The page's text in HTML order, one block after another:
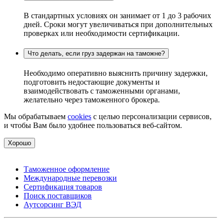
В стандартных условиях он занимает от 1 до 3 рабочих
дней. Сроки могут увеличиваться при дополнительных
проверках или необходимости сертификации.
Что делать, если груз задержан на таможне?
Необходимо оперативно выяснить причину задержки,
подготовить недостающие документы и
взаимодействовать с таможенными органами,
желательно через таможенного брокера.
Мы обрабатываем cookies с целью персонализации сервисов,
и чтобы Вам было удобнее пользоваться веб-сайтом.
Хорошо
Таможенное оформление
Международные перевозки
Сертификация товаров
Поиск поставщиков
Аутсорсинг ВЭД